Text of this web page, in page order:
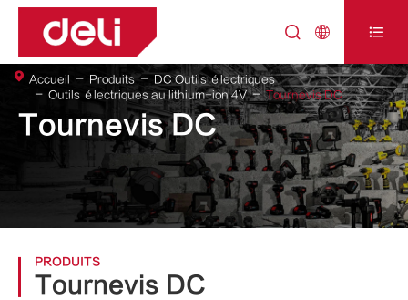
  
Tournevis DC
Accueil Produits
DC Outils électriques
Outils électriques au lithium-ion 4V
Tournevis DC
PRODUITS
Tournevis DC